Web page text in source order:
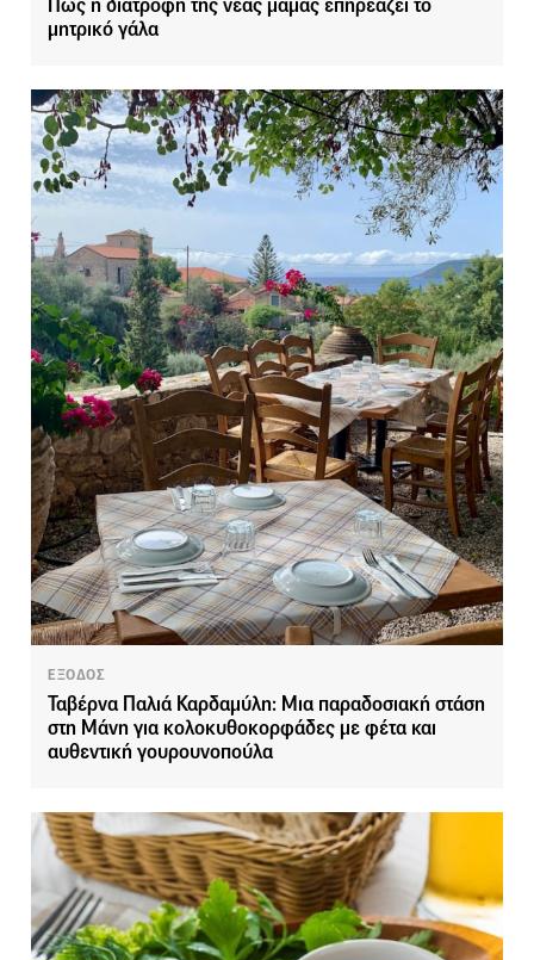
Πώς η διατροφή της νέας μαμάς επηρεάζει το
μητρικό γάλα
ΕΞΟΔΟΣ
Ταβέρνα Παλιά Καρδαμύλη: Μια παραδοσιακή στάση
στη Μάνη για κολοκυθοκορφάδες με φέτα και
αυθεντική γουρουνοπούλα